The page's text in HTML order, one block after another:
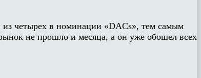
четырех в номинации «DACs», тем самым
не прошло и месяца, а он уже обошел всех